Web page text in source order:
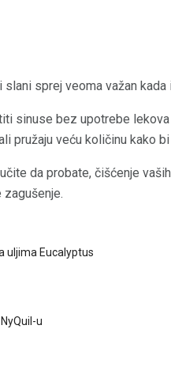
sprej veoma važan
sinuse bez upotrebe lekova
pružaju veću količinu kako
da probate, čišćenje
uljima Eucalyptus
u